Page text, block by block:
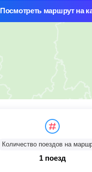
Посмотреть маршрут на
Количество поездов на
1 поезд